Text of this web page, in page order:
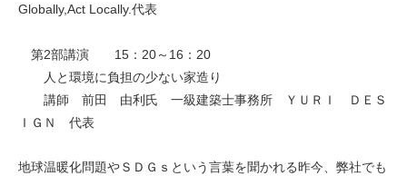
Globally,Act Locally.代表
第2部講演 15：20～16：20
人と環境に負担の少ない家造り
講師 前田 由利氏 一級建築士事務所 ＹＵＲＩ ＤＥＳ
ＩＧＮ 代表
地球温暖化問題やＳＤＧｓという言葉を聞かれる昨今、弊社でも